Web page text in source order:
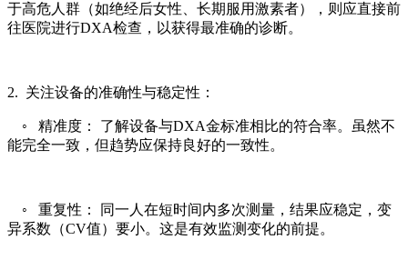
于高危人群（如绝经后女性、长期服用激素者），则应直接前
往医院进行DXA检查，以获得最准确的诊断。
2. 关注设备的准确性与稳定性：
◦ 精准度： 了解设备与DXA金标准相比的符合率。虽然不
能完全一致，但趋势应保持良好的一致性。
◦ 重复性： 同一人在短时间内多次测量，结果应稳定，变
异系数（CV值）要小。这是有效监测变化的前提。